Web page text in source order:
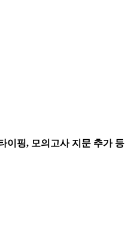
이핑, 모의고사 지문 추가 등